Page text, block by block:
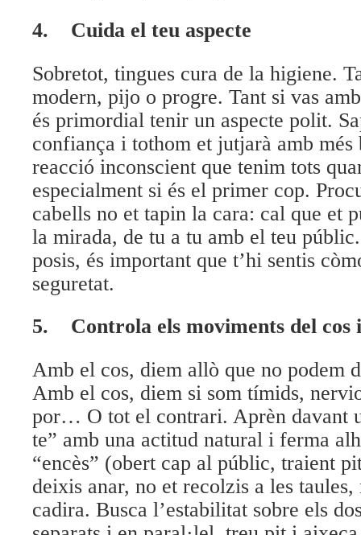
4. Cuida el teu aspecte
Sobretot, tingues cura de la higiene.
modern, pijo o progre. Tant si vas
és primordial tenir un aspecte polit.
confiança i tothom et jutjarà amb més
reacció inconscient que tenim tots
especialment si és el primer cop.
cabells no et tapin la cara: cal que et
la mirada, de tu a tu amb el teu
posis, és important que t’hi sentis
seguretat.
5. Controla els moviments del cos
Amb el cos, diem allò que no podem
Amb el cos, diem si som tímids,
por… O tot el contrari. Aprèn davant
te” amb una actitud natural i ferma
“encès” (obert cap al públic, traient
deixis anar, no et recolzis a les
cadira. Busca l’estabilitat sobre els